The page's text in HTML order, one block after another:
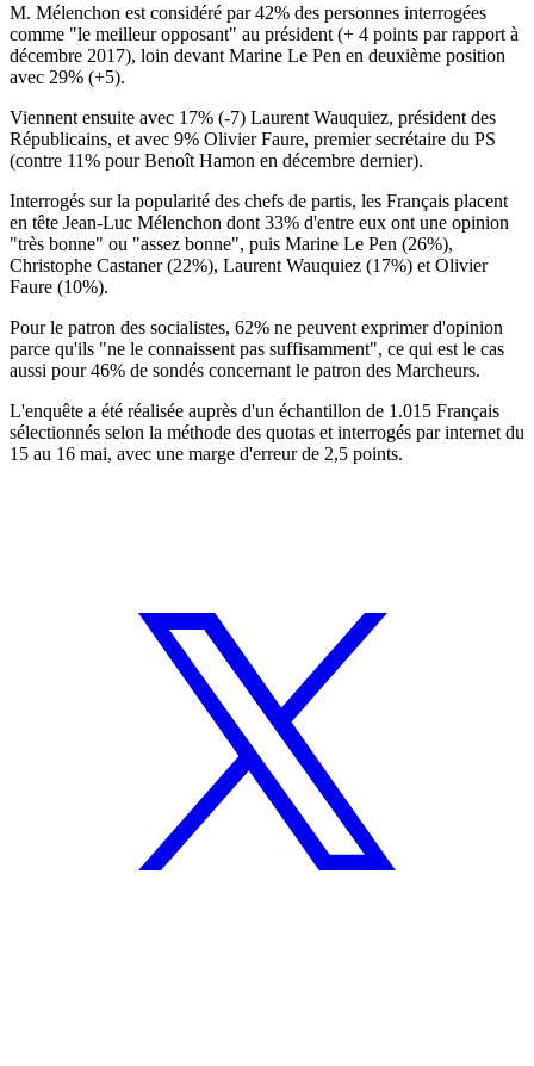
M. Mélenchon est considéré par 42% des personnes interrogées
comme "le meilleur opposant" au président (+ 4 points par rapport à
décembre 2017), loin devant Marine Le Pen en deuxième position
avec 29% (+5).
Viennent ensuite avec 17% (-7) Laurent Wauquiez, président des
Républicains, et avec 9% Olivier Faure, premier secrétaire du PS
(contre 11% pour Benoît Hamon en décembre dernier).
Interrogés sur la popularité des chefs de partis, les Français placent
en tête Jean-Luc Mélenchon dont 33% d'entre eux ont une opinion
"très bonne" ou "assez bonne", puis Marine Le Pen (26%),
Christophe Castaner (22%), Laurent Wauquiez (17%) et Olivier
Faure (10%).
Pour le patron des socialistes, 62% ne peuvent exprimer d'opinion
parce qu'ils "ne le connaissent pas suffisamment", ce qui est le cas
aussi pour 46% de sondés concernant le patron des Marcheurs.
L'enquête a été réalisée auprès d'un échantillon de 1.015 Français
sélectionnés selon la méthode des quotas et interrogés par internet du
15 au 16 mai, avec une marge d'erreur de 2,5 points.